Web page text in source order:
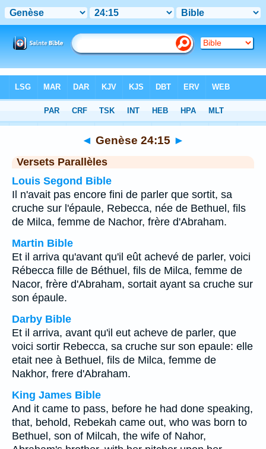
Chapitre 24 > Verset 15
◄ Genèse 24:15 ►
Versets Parallèles
Louis Segond Bible
Il n'avait pas encore fini de parler que sortit, sa
cruche sur l'épaule, Rebecca, née de Bethuel, fils
de Milca, femme de Nachor, frère d'Abraham.
Martin Bible
Et il arriva qu'avant qu'il eût achevé de parler, voici
Rébecca fille de Béthuel, fils de Milca, femme de
Nacor, frère d'Abraham, sortait ayant sa cruche sur
son épaule.
Darby Bible
Et il arriva, avant qu'il eut acheve de parler, que
voici sortir Rebecca, sa cruche sur son epaule: elle
etait nee à Bethuel, fils de Milca, femme de
Nakhor, frere d'Abraham.
King James Bible
And it came to pass, before he had done speaking,
that, behold, Rebekah came out, who was born to
Bethuel, son of Milcah, the wife of Nahor,